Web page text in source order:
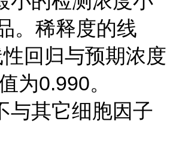
。稀释度的线
回归与预期浓度
为0.990。
与其它细胞因子